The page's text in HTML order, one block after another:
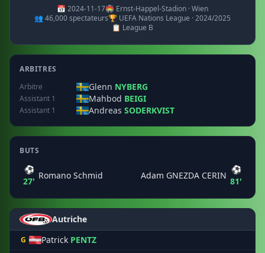
📅 2024-11-17🏟️ Ernst-Happel-Stadion · Wien
👥 46,000 spectateurs🏆 UEFA Nations League · 2024/2025
📋 League B
ARBITRES
Arbitre
Glenn NYBERG
Assistant 1 Mahbod BEIGI
Assistant 1 Andreas SODERKVIST
BUTS
⚽
27'
Romano Schmid Adam GNEZDA CERIN
⚽
81'
Autriche
G Patrick PENTZ